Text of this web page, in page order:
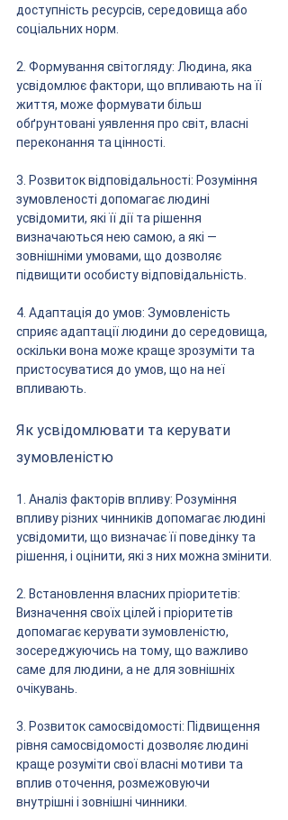
доступність ресурсів, середовища або
соціальних норм.
2. Формування світогляду: Людина, яка
усвідомлює фактори, що впливають на її
життя, може формувати більш
обґрунтовані уявлення про світ, власні
переконання та цінності.
3. Розвиток відповідальності: Розуміння
зумовленості допомагає людині
усвідомити, які її дії та рішення
визначаються нею самою, а які —
зовнішніми умовами, що дозволяє
підвищити особисту відповідальність.
4. Адаптація до умов: Зумовленість
сприяє адаптації людини до середовища,
оскільки вона може краще зрозуміти та
пристосуватися до умов, що на неї
впливають.
Як усвідомлювати та керувати
зумовленістю
1. Аналіз факторів впливу: Розуміння
впливу різних чинників допомагає людині
усвідомити, що визначає її поведінку та
рішення, і оцінити, які з них можна змінити.
2. Встановлення власних пріоритетів:
Визначення своїх цілей і пріоритетів
допомагає керувати зумовленістю,
зосереджуючись на тому, що важливо
саме для людини, а не для зовнішніх
очікувань.
3. Розвиток самосвідомості: Підвищення
рівня самосвідомості дозволяє людині
краще розуміти свої власні мотиви та
вплив оточення, розмежовуючи
внутрішні і зовнішні чинники.